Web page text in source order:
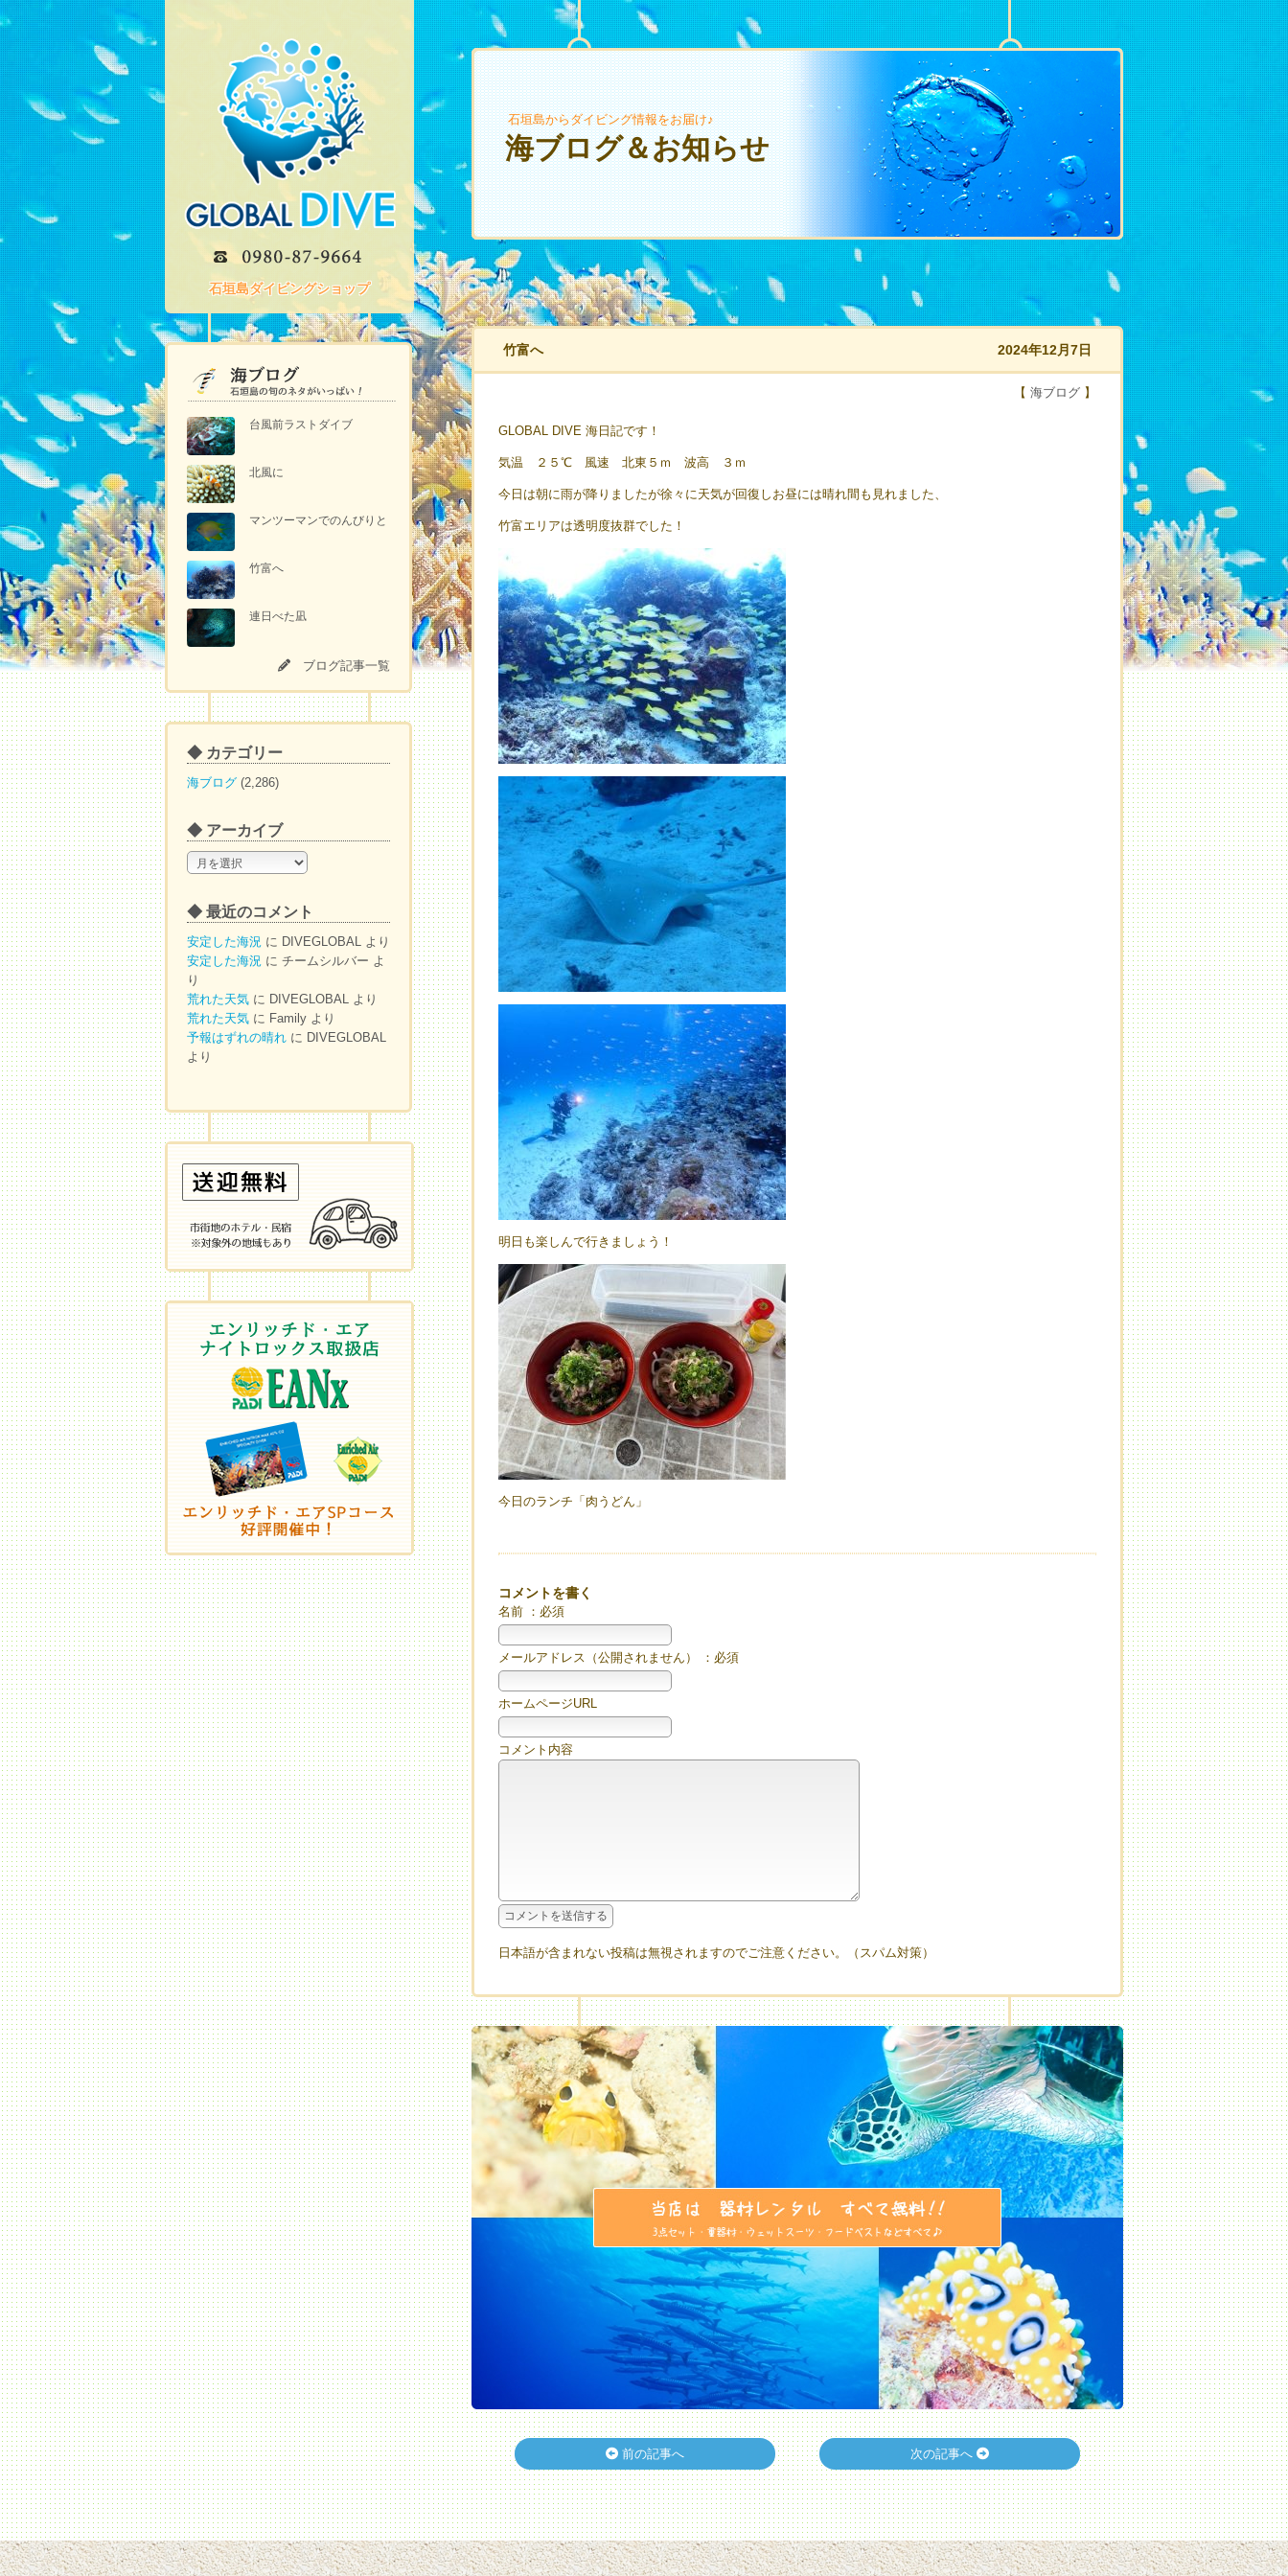
石垣島ダイビングショップ
台風前ラストダイブ
北風に
マンツーマンでのんびりと
竹富へ
連日べた凪
ブログ記事一覧
◆ カテゴリー
海ブログ (2,286)
◆ アーカイブ
◆
ア
カ
イ
ブ
◆ 最近のコメント
安定した海況 に DIVEGLOBAL より
安定した海況 に チームシルバー よ
り
荒れた天気 に DIVEGLOBAL より
荒れた天気 に Family より
予報はずれの晴れ に DIVEGLOBAL
より
石垣島からダイビング情報をお届け♪
海ブログ＆お知らせ
竹富へ 2024年12月7日
【 海ブログ 】
GLOBAL DIVE 海日記です！
気温 ２５℃ 風速 北東５ｍ 波高 ３ｍ
今日は朝に雨が降りましたが徐々に天気が回復しお昼には晴れ間も見れました、
竹富エリアは透明度抜群でした！
明日も楽しんで行きましょう！
今日のランチ「肉うどん」
コメントを書く
名前 ：必須
メールアドレス（公開されません） ：必須
ホームページURL
コメント内容
日本語が含まれない投稿は無視されますのでご注意ください。（スパム対策）
前の記事へ 次の記事へ